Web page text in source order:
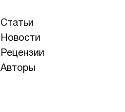
Статьи
Новости
Рецензии
Авторы